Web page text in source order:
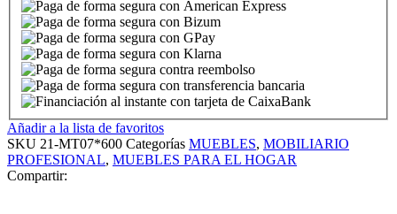
Añadir a la lista de favoritos
SKU 21-MT07*600 Categorías MUEBLES, MOBILIARIO
PROFESIONAL, MUEBLES PARA EL HOGAR
Compartir: